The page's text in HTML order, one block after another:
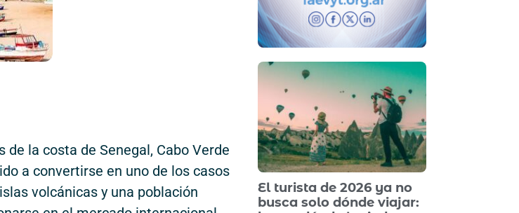
la costa de Senegal, Cabo Verde
a convertirse en uno de los casos
volcánicas y una población
El turista de 2026 ya no
busca solo dónde viajar: